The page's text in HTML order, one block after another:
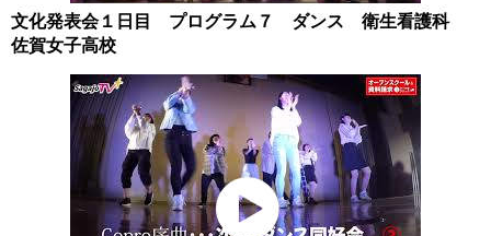
文化発表会１日目 プログラム７ ダンス 衛生看護科
佐賀女子高校